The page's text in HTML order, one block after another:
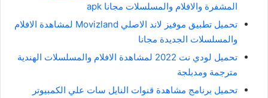
المشفرة والافلام والمسلسلات مجانا apk
تحميل تطبيق موفيز لاند الاصلي Movizland لمشاهدة الافلام
والمسلسلات الجديدة مجانا
تحميل لودي نت 2022 لمشاهدة الافلام والمسلسلات الهندية
مترجمة ومدبلجة
تحميل برنامج مشاهدة قنوات النايل سات علي الكمبيوتر